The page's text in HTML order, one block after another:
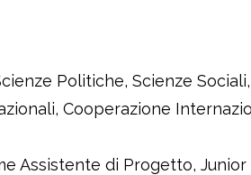
Politiche, Scienze
Cooperazione
Assistente di Progetto,